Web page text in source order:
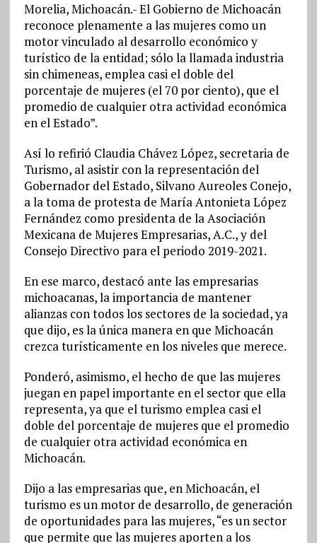
Morelia, Michoacán.- El Gobierno de Michoacán
reconoce plenamente a las mujeres como un
motor vinculado al desarrollo económico y
turístico de la entidad; sólo la llamada industria
sin chimeneas, emplea casi el doble del
porcentaje de mujeres (el 70 por ciento), que el
promedio de cualquier otra actividad económica
en el Estado”.
Así lo refirió Claudia Chávez López, secretaria de
Turismo, al asistir con la representación del
Gobernador del Estado, Silvano Aureoles Conejo,
a la toma de protesta de María Antonieta López
Fernández como presidenta de la Asociación
Mexicana de Mujeres Empresarias, A.C., y del
Consejo Directivo para el periodo 2019-2021.
En ese marco, destacó ante las empresarias
michoacanas, la importancia de mantener
alianzas con todos los sectores de la sociedad, ya
que dijo, es la única manera en que Michoacán
crezca turísticamente en los niveles que merece.
Ponderó, asimismo, el hecho de que las mujeres
juegan en papel importante en el sector que ella
representa, ya que el turismo emplea casi el
doble del porcentaje de mujeres que el promedio
de cualquier otra actividad económica en
Michoacán.
Dijo a las empresarias que, en Michoacán, el
turismo es un motor de desarrollo, de generación
de oportunidades para las mujeres, “es un sector
que permite que las mujeres aporten a los